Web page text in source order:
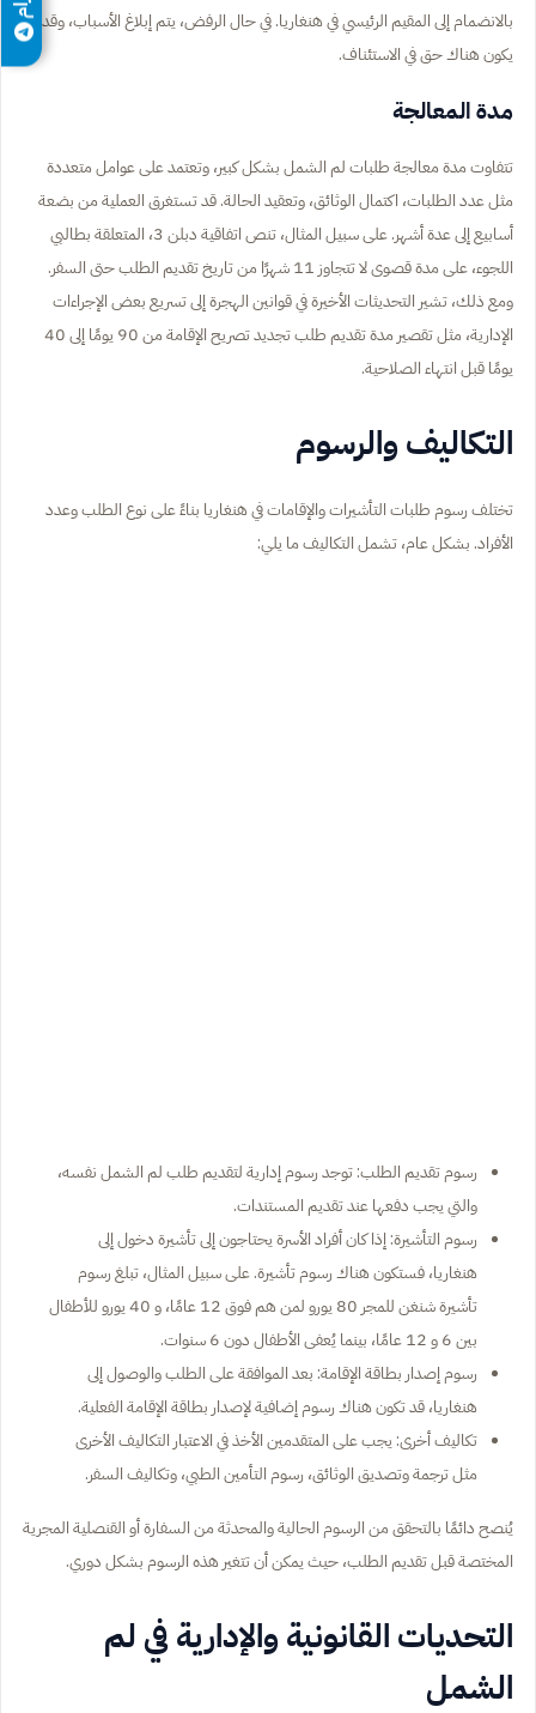
بالانضمام إلى المقيم الرئيسي في هنغاريا. في حال الرفض، يتم إبلاغ الأسباب، وقد
يكون هناك حق في الاستئناف.
مدة المعالجة
تتفاوت مدة معالجة طلبات لم الشمل بشكل كبير، وتعتمد على عوامل متعددة
مثل عدد الطلبات، اكتمال الوثائق، وتعقيد الحالة. قد تستغرق العملية من بضعة
أسابيع إلى عدة أشهر. على سبيل المثال، تنص اتفاقية دبلن 3، المتعلقة بطالبي
اللجوء، على مدة قصوى لا تتجاوز 11 شهرًا من تاريخ تقديم الطلب حتى السفر.
ومع ذلك، تشير التحديثات الأخيرة في قوانين الهجرة إلى تسريع بعض الإجراءات
الإدارية، مثل تقصير مدة تقديم طلب تجديد تصريح الإقامة من 90 يومًا إلى 40
يومًا قبل انتهاء الصلاحية.
التكاليف والرسوم
تختلف رسوم طلبات التأشيرات والإقامات في هنغاريا بناءً على نوع الطلب وعدد
الأفراد. بشكل عام، تشمل التكاليف ما يلي:
رسوم تقديم الطلب: توجد رسوم إدارية لتقديم طلب لم الشمل نفسه،
والتي يجب دفعها عند تقديم المستندات.
رسوم التأشيرة: إذا كان أفراد الأسرة يحتاجون إلى تأشيرة دخول إلى
هنغاريا، فستكون هناك رسوم تأشيرة. على سبيل المثال، تبلغ رسوم
تأشيرة شنغن للمجر 80 يورو لمن هم فوق 12 عامًا، و 40 يورو للأطفال
بين 6 و 12 عامًا، بينما يُعفى الأطفال دون 6 سنوات.
رسوم إصدار بطاقة الإقامة: بعد الموافقة على الطلب والوصول إلى
هنغاريا، قد تكون هناك رسوم إضافية لإصدار بطاقة الإقامة الفعلية.
تكاليف أخرى: يجب على المتقدمين الأخذ في الاعتبار التكاليف الأخرى
مثل ترجمة وتصديق الوثائق، رسوم التأمين الطبي، وتكاليف السفر.
يُنصح دائمًا بالتحقق من الرسوم الحالية والمحدثة من السفارة أو القنصلية المجرية
المختصة قبل تقديم الطلب، حيث يمكن أن تتغير هذه الرسوم بشكل دوري.
التحديات القانونية والإدارية في لم
الشمل